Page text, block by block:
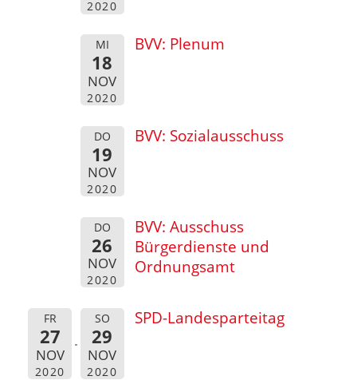
2020
MI
18
NOV
2020
BVV: Plenum
DO
19
NOV
2020
BVV: Sozialausschuss
DO
26
NOV
2020
BVV: Ausschuss
Bürgerdienste und
Ordnungsamt
FR
27
NOV
2020
SO
29
NOV
2020
SPD-Landesparteitag